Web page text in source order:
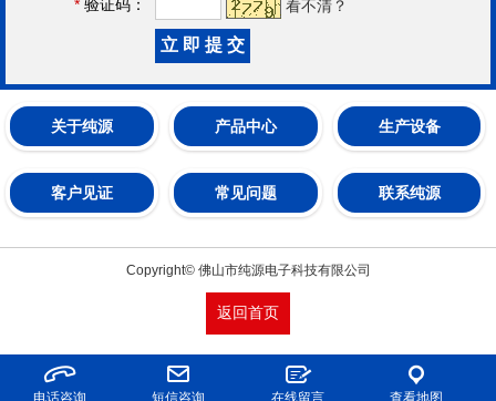
* 验证码： 看不清？
关于纯源 产品中心 生产设备
客户见证 常见问题 联系纯源
Copyright© 佛山市纯源电子科技有限公司
返回首页
电话咨询 短信咨询 在线留言 查看地图